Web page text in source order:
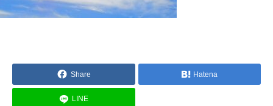
Share Hatena
LINE